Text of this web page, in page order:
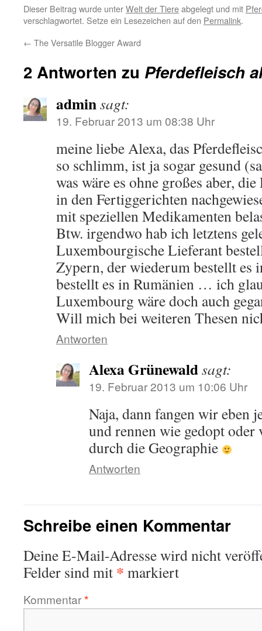
Dieser Beitrag wurde unterWelt der Tiereabgelegt und mit
verschlagwortet. Setze ein Lesezeichen auf den Permalink.
← The Versatile Blogger Award
2 Antworten zu Pferdefleisch
adminsagt:
19. Februar 2013 um 08:38 Uhr
meine liebe Alexa, das
so schlimm, ist ja sogar gesund
was wäre es ohne großes aber,
in den Fertiggerichten
mit speziellen Medikamenten
Btw. irgendwo hab ich letztens
Luxembourgische Lieferant
Zypern, der wiederum bestellt es
bestellt es in Rumänien … ich
Luxembourg wäre doch auch
Will mich bei weiteren Thesen
Antworten
Alexa Grünewaldsagt:
19. Februar 2013 um 10:06 Uhr
Naja, dann fangen wir eben
und rennen wie gedopt oder
durch die Geographie
Antworten
Schreibe einen Kommentar
Deine E-Mail-Adresse wird nicht
Felder sind mit * markiert
Kommentar*